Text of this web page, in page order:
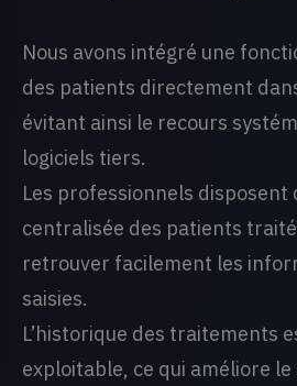
Nous avons intégré une
des patients directement
évitant ainsi le recours
logiciels tiers.
Les professionnels disposent
centralisée des patients
retrouver facilement les
saisies.
L’historique des traitements
exploitable, ce qui améliore